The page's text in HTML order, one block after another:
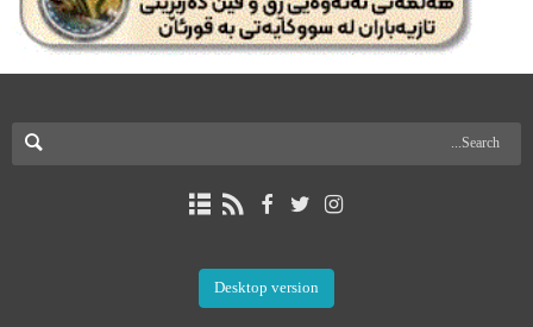
Desktop version